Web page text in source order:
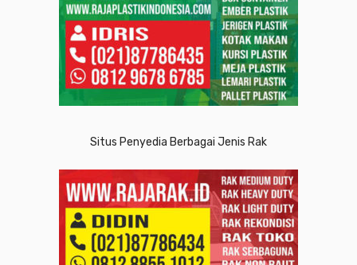
Situs Penyedia Berbagai Jenis Rak